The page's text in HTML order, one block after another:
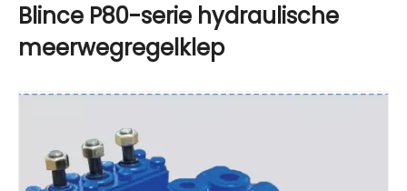
Blince P80-serie hydraulische
meerwegregelklep